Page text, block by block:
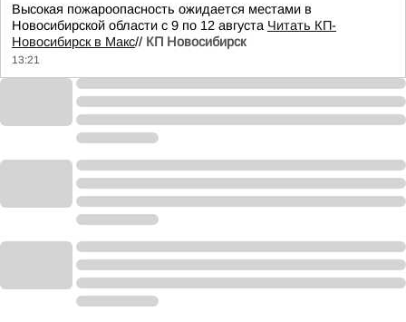
Высокая пожароопасность ожидается местами в
Новосибирской области с 9 по 12 августа Читать КП-
Новосибирск в Макс// КП Новосибирск
13:21